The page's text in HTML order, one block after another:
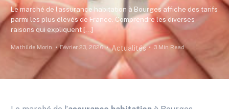
Le marché de l’assurance habitation à Bourges affiche des tarifs
parmi les plus élevés de France. Comprendre les diverses
raisons qui expliquent […]
Mathilde Morin Février 23, 2026 Actualités 3 Min Read